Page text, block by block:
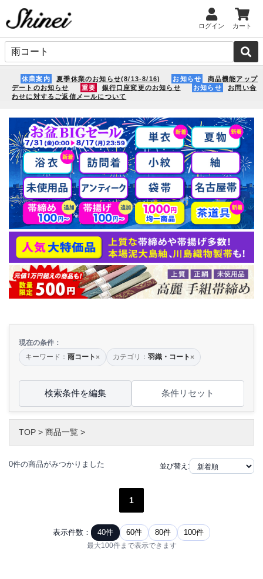
ログイン カート
休業案内 夏季休業のお知らせ(8/13-8/16) お知らせ
商品機能アップ
デートのお知らせ
重要 銀行口座変更のお知らせ お知らせ
お問い合
わせに対するご返信メールについて
現在の条件：
キーワード： 雨コート× カテゴリ： 羽織・コート×
検索条件を編集 条件リセット
TOP > 商品一覧 >
0件の商品がみつかりました 並び替え:
1
表示件数： 40件 60件 80件 100件
最大100件まで表示できます